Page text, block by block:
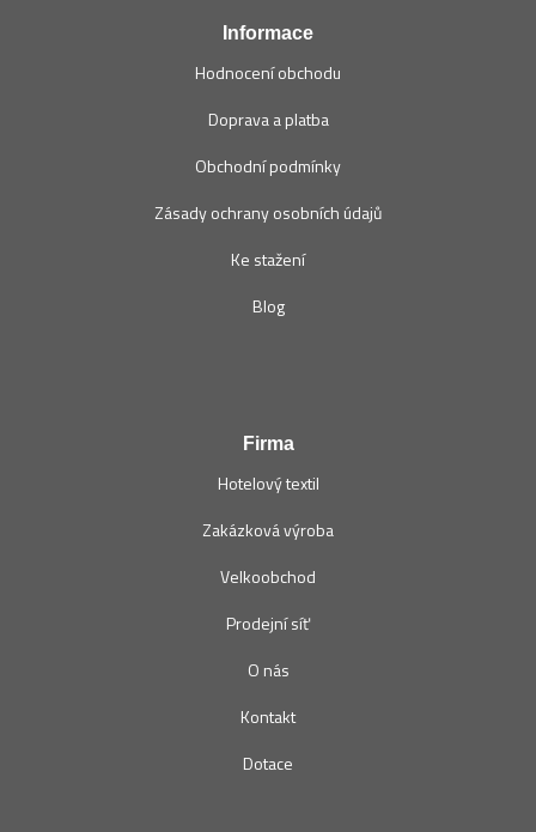
Informace
Hodnocení obchodu
Doprava a platba
Obchodní podmínky
Zásady ochrany osobních údajů
Ke stažení
Blog
Firma
Hotelový textil
Zakázková výroba
Velkoobchod
Prodejní síť
O nás
Kontakt
Dotace